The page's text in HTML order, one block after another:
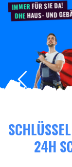
IMMERFÜR SIE DA!
DHEHAUS- UND
24H